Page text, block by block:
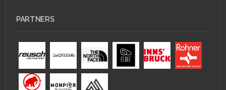
PARTNERS